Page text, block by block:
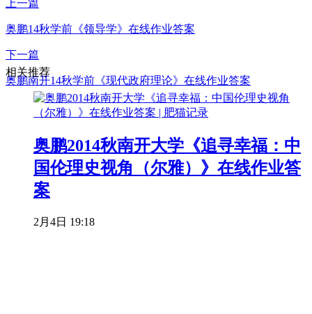
上一篇
奥鹏14秋学前《领导学》在线作业答案
下一篇
奥鹏南开14秋学前《现代政府理论》在线作业答案
相关推荐
奥鹏2014秋南开大学《追寻幸福：中
国伦理史视角（尔雅）》在线作业答
案
2月4日 19:18